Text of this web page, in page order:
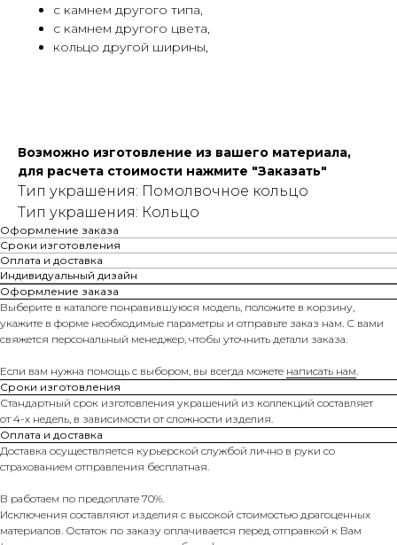
с камнем другого типа,
с камнем другого цвета,
кольцо другой ширины,
Возможно изготовление из вашего материала,
для расчета стоимости нажмите "Заказать"
Тип украшения: Помолвочное кольцо
Тип украшения: Кольцо
Оформление заказа
Сроки изготовления
Оплата и доставка
Индивидуальный дизайн
Оформление заказа
Выберите в каталоге понравившуюся модель, положите в корзину,
укажите в форме необходимые параметры и отправьте заказ нам. С вами
свяжется персональный менеджер, чтобы уточнить детали заказа.
Если вам нужна помощь с выбором, вы всегда можете написать нам
Сроки изготовления
Стандартный срок изготовления украшений из коллекций составляет
от 4-х недель, в зависимости от сложности изделия.
Оплата и доставка
Доставка осуществляется курьерской службой лично в руки со
страхованием отправления бесплатная.
В работаем по предоплате 70%.
Исключения составляют изделия с высокой стоимостью драгоценных
материалов. Остаток по заказу оплачивается перед отправкой к Вам